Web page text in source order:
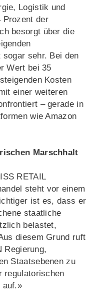
Logistik und
Prozent der
besorgt über die
sehr. Bei den
Wert bei 35
Kosten
einer weiteren
– gerade in
wie Amazon
Marschhalt
RETAIL
steht vor einem
ist es, dass er
staatliche
belastet,
diesem Grund ruft
Regierung,
Staatsebenen zu
regulatorischen
auf.»